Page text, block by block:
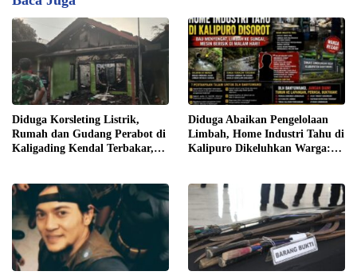
Diduga Korsleting Listrik,
Rumah dan Gudang Perabot di
Kaligading Kendal Terbakar,
Diduga Abaikan Pengelolaan
Limbah, Home Industri Tahu di
Kalipuro Dikeluhkan Warga: